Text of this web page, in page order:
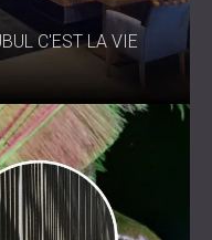
C'EST LA VIE